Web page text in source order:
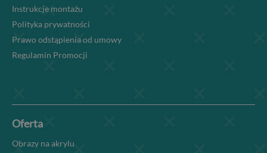
Instrukcje montażu
Polityka prywatności
Prawo odstąpienia od umowy
Regulamin Promocji
Oferta
Obrazy na akrylu